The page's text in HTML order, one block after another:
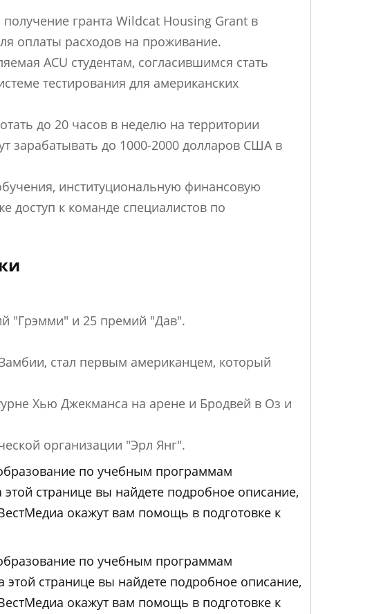
гранта Wildcat Housing Grant в
оплаты расходов на проживание.
ACU студентам, согласившимся стать
тестирования для американских
до 20 часов в неделю на территории
зарабатывать до 1000-2000 долларов США в
институциональную финансовую
доступ к команде специалистов по
"Грэмми" и 25 премий "Дав".
стал первым американцем, который
Хью Джекманса на арене и Бродвей в Оз и
организации "Эрл Янг".
по учебным программам
странице вы найдете подробное описание,
окажут вам помощь в подготовке к
по учебным программам
этой странице вы найдете подробное описание,
окажут вам помощь в подготовке к